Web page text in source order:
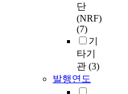
단
(NRF)
(7)
기
타기
관 (3)
발행연도